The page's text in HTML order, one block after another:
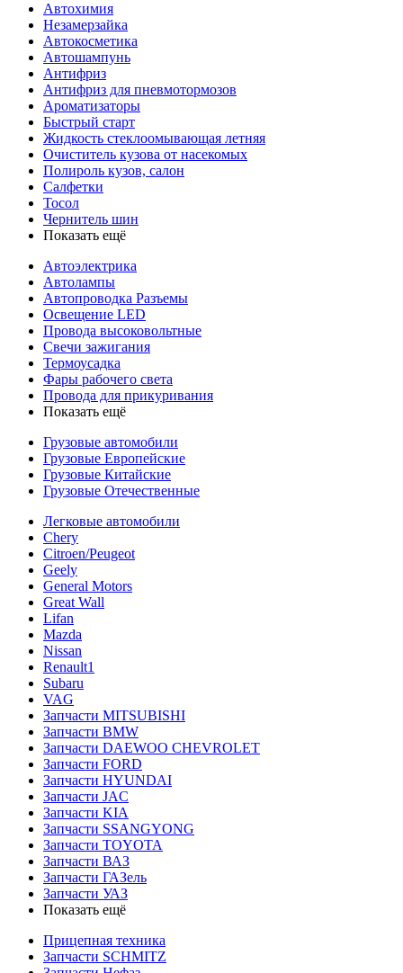
Автохимия
Незамерзайка
Автокосметика
Автошампунь
Антифриз
Антифриз для пневмотормозов
Ароматизаторы
Быстрый старт
Жидкость стеклоомывающая летняя
Очиститель кузова от насекомых
Полироль кузов, салон
Салфетки
Тосол
Чернитель шин
Показать ещё
Автоэлектрика
Автолампы
Автопроводка Разъемы
Освещение LED
Провода высоковольтные
Свечи зажигания
Термоусадка
Фары рабочего света
Провода для прикуривания
Показать ещё
Грузовые автомобили
Грузовые Европейские
Грузовые Китайские
Грузовые Отечественные
Легковые автомобили
Chery
Citroen/Peugeot
Geely
General Motors
Great Wall
Lifan
Mazda
Nissan
Renault1
Subaru
VAG
Запчасти MITSUBISHI
Запчасти BMW
Запчасти DAEWOO CHEVROLET
Запчасти FORD
Запчасти HYUNDAI
Запчасти JAC
Запчасти KIA
Запчасти SSANGYONG
Запчасти TOYOTA
Запчасти ВАЗ
Запчасти ГАЗель
Запчасти УАЗ
Показать ещё
Прицепная техника
Запчасти SCHMITZ